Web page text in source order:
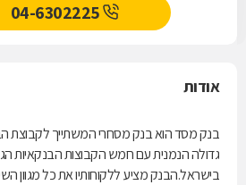
04-6302225
אודות
בנק מסד הוא בנק מסחרי המשתייך לקבוצת
גדולה הנמנית עם חמש הקבוצות הבנקאיות
בישראל.הבנק מציע ללקוחותיו את כל מגוון